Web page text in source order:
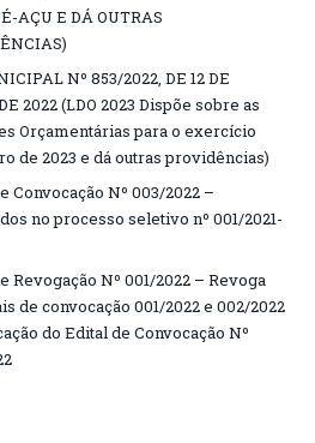
AÇU E DÁ OUTRAS
Nº 853/2022, DE 12 DE
2022 (LDO 2023 Dispõe sobre as
Orçamentárias para o exercício
de 2023 e dá outras providências)
Convocação Nº 003/2022 –
no processo seletivo nº 001/2021-
Revogação Nº 001/2022 – Revoga
de convocação 001/2022 e 002/2022
do Edital de Convocação Nº